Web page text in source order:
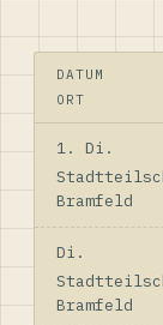
DATUM
ORT
1. Di.
Bramfeld
Di.
Bramfeld